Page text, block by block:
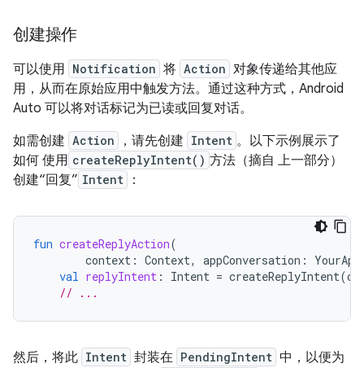
创建操作
可以使用 Notification 将 Action 对象传递给其他应
用，从而在原始应用中触发方法。通过这种方式，Android
Auto 可以将对话标记为已读或回复对话。
如需创建 Action ，请先创建 Intent 。以下示例展示了
如何 使用 createReplyIntent() 方法（摘自 上一部分）
创建“回复” Intent ：
fun createReplyAction(
context : Context, appConversation :
val replyIntent : Intent = createReplyIntent(
// ...
然后，将此 Intent 封装在 PendingIntent 中，以便为